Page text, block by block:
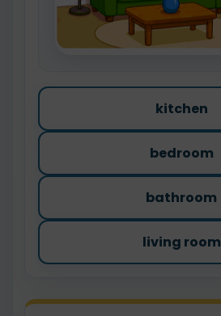
kitchen
bedroom
bathroom
living room